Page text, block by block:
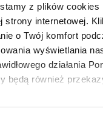
z plików cookies
strony internetowej.
o Twój komfort
wyświetlania
działania
będą również
chcesz dostosować
paznokci
paznokci,
paznokcie.
w miejscu